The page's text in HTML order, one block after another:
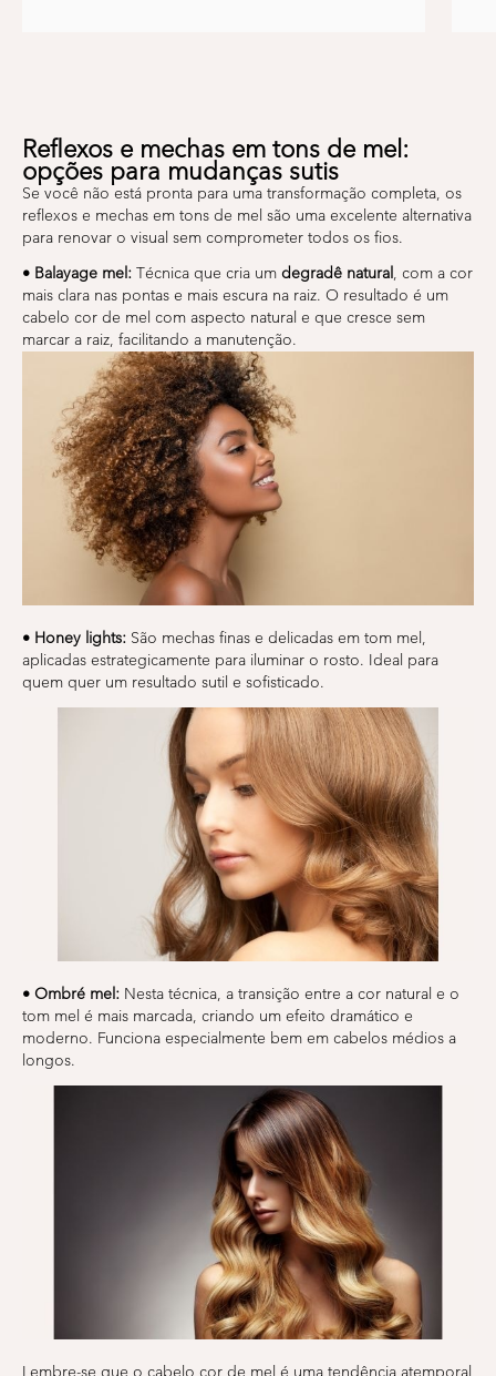
Reflexos e mechas em tons de mel:
opções para mudanças sutis
Se você não está pronta para uma transformação completa, os
reflexos e mechas em tons de mel são uma excelente alternativa
para renovar o visual sem comprometer todos os fios.
• Balayage mel: Técnica que cria um degradê natural , com a cor
mais clara nas pontas e mais escura na raiz. O resultado é um
cabelo cor de mel com aspecto natural e que cresce sem
marcar a raiz, facilitando a manutenção.
• Honey lights: São mechas finas e delicadas em tom mel,
aplicadas estrategicamente para iluminar o rosto. Ideal para
quem quer um resultado sutil e sofisticado.
• Ombré mel: Nesta técnica, a transição entre a cor natural e o
tom mel é mais marcada, criando um efeito dramático e
moderno. Funciona especialmente bem em cabelos médios a
longos.
Lembre-se que o cabelo cor de mel é uma tendência atemporal